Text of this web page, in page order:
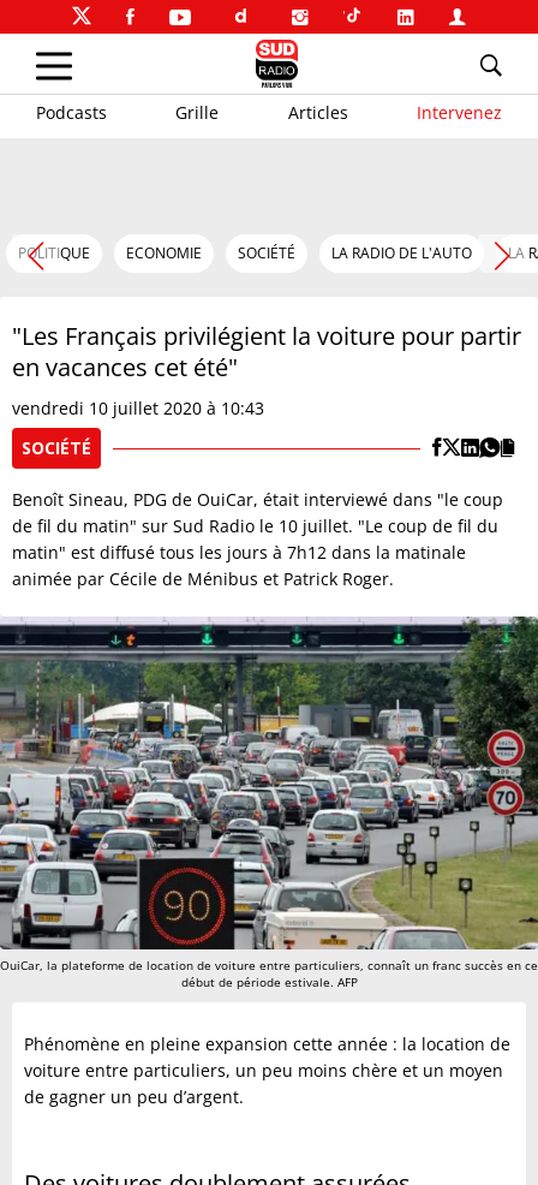
Podcasts Grille Articles Intervenez
POLITIQUE ECONOMIE SOCIÉTÉ LA RADIO DE L'AUTO LA
"Les Français privilégient la voiture pour partir
en vacances cet été"
vendredi 10 juillet 2020 à 10:43
SOCIÉTÉ
Benoît Sineau, PDG de OuiCar, était interviewé dans "le coup
de fil du matin" sur Sud Radio le 10 juillet. "Le coup de fil du
matin" est diffusé tous les jours à 7h12 dans la matinale
animée par Cécile de Ménibus et Patrick Roger.
OuiCar, la plateforme de location de voiture entre particuliers, connaît un franc succès en ce
début de période estivale. AFP
Phénomène en pleine expansion cette année : la location de
voiture entre particuliers, un peu moins chère et un moyen
de gagner un peu d’argent.